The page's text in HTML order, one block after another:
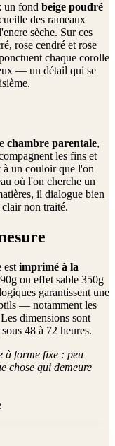
un fond beige poudré
des rameaux
sèche. Sur ces
rose cendré et rose
chaque corolle
— un détail qui se
chambre parentale,
les fins et
à un couloir que l'on
où l'on cherche un
il dialogue bien
non traité.
est imprimé à la
ou effet sable 350g
garantissent une
— notamment les
dimensions sont
48 à 72 heures.
à forme fixe : peu
chose qui demeure